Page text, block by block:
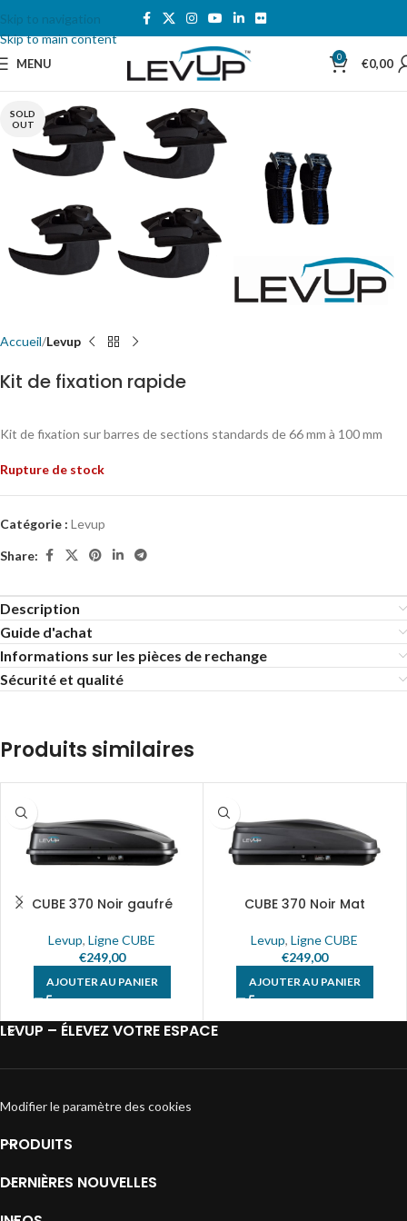
Skip to navigation
Skip to main content
MENU 0 €0,00
SOLD
OUT
Accueil Levup
Kit de fixation rapide
Kit de fixation sur barres de sections standards de 66 mm à 100 mm
Rupture de stock
Catégorie : Levup
Share:
Description
Guide d'achat
Informations sur les pièces de rechange
Sécurité et qualité
Produits similaires
CUBE 370 Noir gaufré
Levup, Ligne CUBE
€249,00
AJOUTER AU PANIER
CUBE 370 Noir Mat
Levup, Ligne CUBE
€249,00
AJOUTER AU PANIER
LEVUP – ÉLEVEZ VOTRE ESPACE
Modifier le paramètre des cookies
PRODUITS
DERNIÈRES NOUVELLES